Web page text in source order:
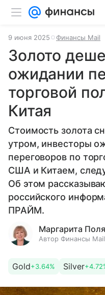
9 июня 2025 Финансы Mail
Золото
ожидании
торговой
Китая
Стоимость золота
утром, инвесторы
переговоров по
США и Китаем,
Об этом
российского
ПРАЙМ.
Маргарита
Автор Финансы Mail
Gold+3.64% Silver